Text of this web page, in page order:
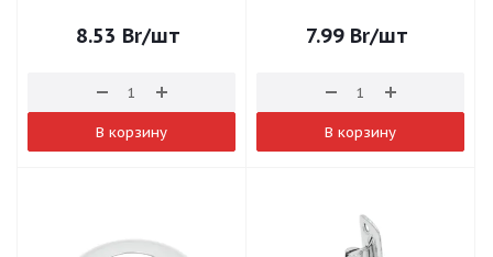
8.53 Br/шт
В корзину
7.99Br/шт
В корзину